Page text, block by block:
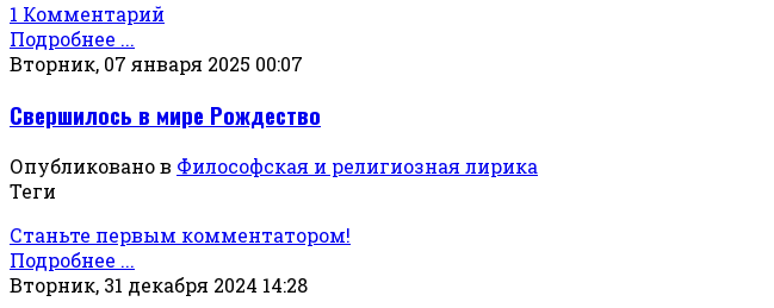
1 Комментарий
Подробнее ...
Вторник, 07 января 2025 00:07
Свершилось в мире Рождество
Опубликовано в Философская и религиозная лирика
Теги
Станьте первым комментатором!
Подробнее ...
Вторник, 31 декабря 2024 14:28